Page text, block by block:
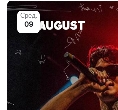
Сред.
09